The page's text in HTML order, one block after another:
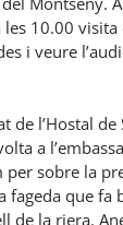
10.00 visita
i veure
de l’Hostal de
a
per sobre la
fageda que fa
de la riera.